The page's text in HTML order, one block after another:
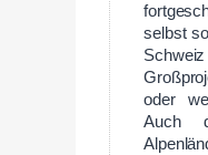
selbst
oder
Auch